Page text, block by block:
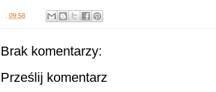
09:58
Brak komentarzy:
Prześlij komentarz